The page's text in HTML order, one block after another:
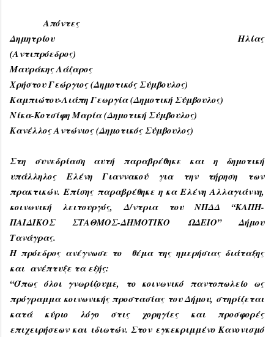
Απόντες
Δημητρίου Ηλίας
(Αντιπρόεδρος)
Μαυράκης Λάζαρος
Χρήστου Γεώργιος (Δημοτικός Σύμβουλος)
Καμπιώτου-Λιάπη Γεωργία (Δημοτική Σύμβουλος)
Νίκα-Κοτσίφη Μαρία (Δημοτική Σύμβουλος)
Κανέλλος Αντώνιος (Δημοτικός Σύμβουλος)
Στη συνεδρίαση αυτή παραβρέθηκε και η δημοτική
υπάλληλος Ελένη Γιαννακού για την τήρηση των
πρακτικών. Επίσης παραβρέθηκε η κα Ελένη Αλλαγιάννη,
κοινωνική λειτουργός, Δ/ντρια του ΝΠΔΔ “ΚΑΠΗ-
ΠΑΙΔΙΚΟΣ ΣΤΑΘΜΟΣ-ΔΗΜΟΤΙΚΟ ΩΔΕΙΟ” Δήμου
Τανάγρας.
Η πρόεδρος ανέγνωσε το θέμα της ημερήσιας διάταξης
και ανέπτυξε τα εξής:
“Όπως όλοι γνωρίζουμε, το κοινωνικό παντοπωλείο ως
πρόγραμμα κοινωνικής προστασίας του Δήμου, στηρίζεται
κατά κύριο λόγο στις χορηγίες και προσφορές
επιχειρήσεων και ιδιωτών. Στον εγκεκριμμένο Κανονισμό